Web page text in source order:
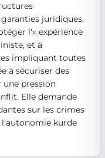
juridiques.
l'« expérience
et à
impliquant toutes
à sécuriser des
pression
Elle demande
sur les crimes
l'autonomie kurde